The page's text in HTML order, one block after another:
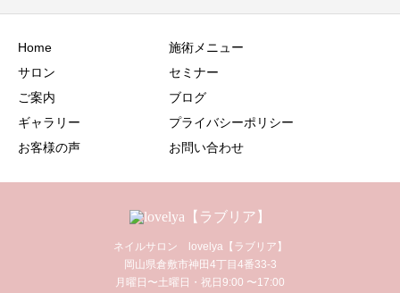
Home
サロン
ご案内
ギャラリー
お客様の声
施術メニュー
セミナー
ブログ
プライバシーポリシー
お問い合わせ
ネイルサロン lovelya【ラブリア】
岡山県倉敷市神田4丁目4番33-3
月曜日〜土曜日・祝日9:00 〜17:00